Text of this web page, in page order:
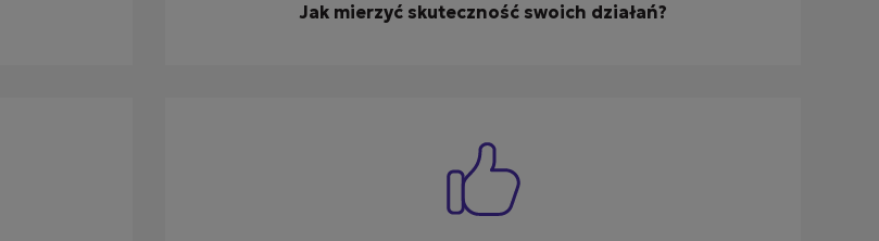
Jak mierzyć skuteczność swoich działań?